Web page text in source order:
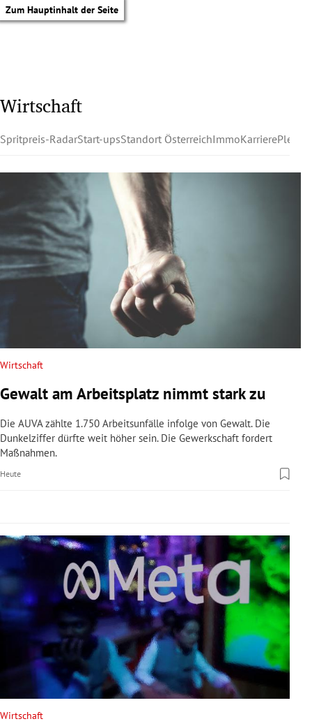
Zum Hauptinhalt der Seite
Untermenü
Untermenü
Untermenü
Untermenü
Untermenü
Untermenü
Wirtschaft
Spritpreis-RadarStart-upsStandort ÖsterreichImmoKarriere
Wirtschaft
Gewalt am Arbeitsplatz nimmt stark zu
Die AUVA zählte 1.750 Arbeitsunfälle infolge von Gewalt. Die
Dunkelziffer dürfte weit höher sein. Die Gewerkschaft fordert
Maßnahmen.
Heute
Wirtschaft